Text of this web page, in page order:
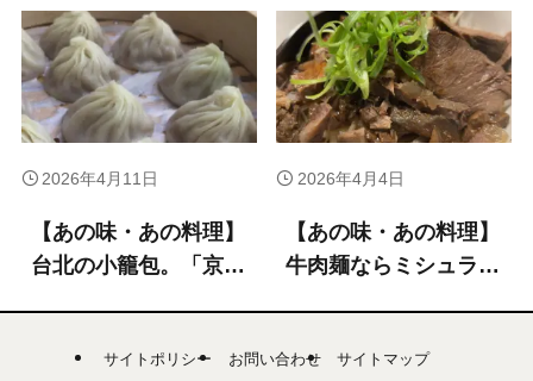
すめ3選
【あの味・あの料理】
台北の小籠包。「京鼎
2026年4月11日
【あの味・あの料理】
牛肉麺ならミシュラ
風まぜメンを
2026年4月4日
サイトポリシー お問い合わせ サイトマップ